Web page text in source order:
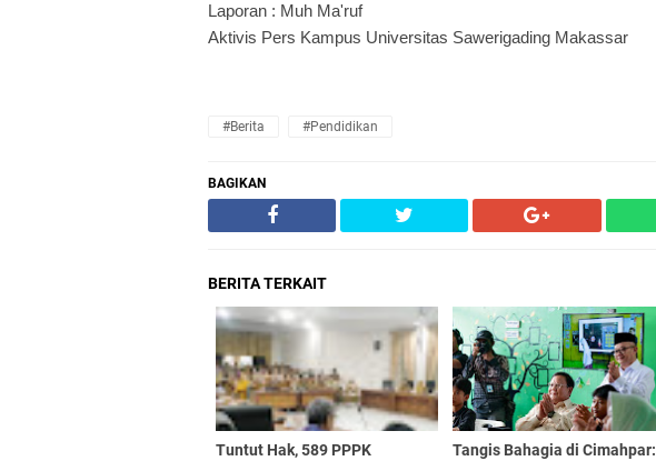
Laporan : Muh Ma'ruf
Aktivis Pers Kampus Universitas Sawerigading Makassar
#Berita #Pendidikan
BAGIKAN
BERITA TERKAIT
Tuntut Hak, 589 PPPK
Tangis Bahagia di Cimahpar: